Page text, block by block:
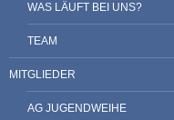
WAS LÄUFT BEI UNS?
TEAM
MITGLIEDER
AG JUGENDWEIHE